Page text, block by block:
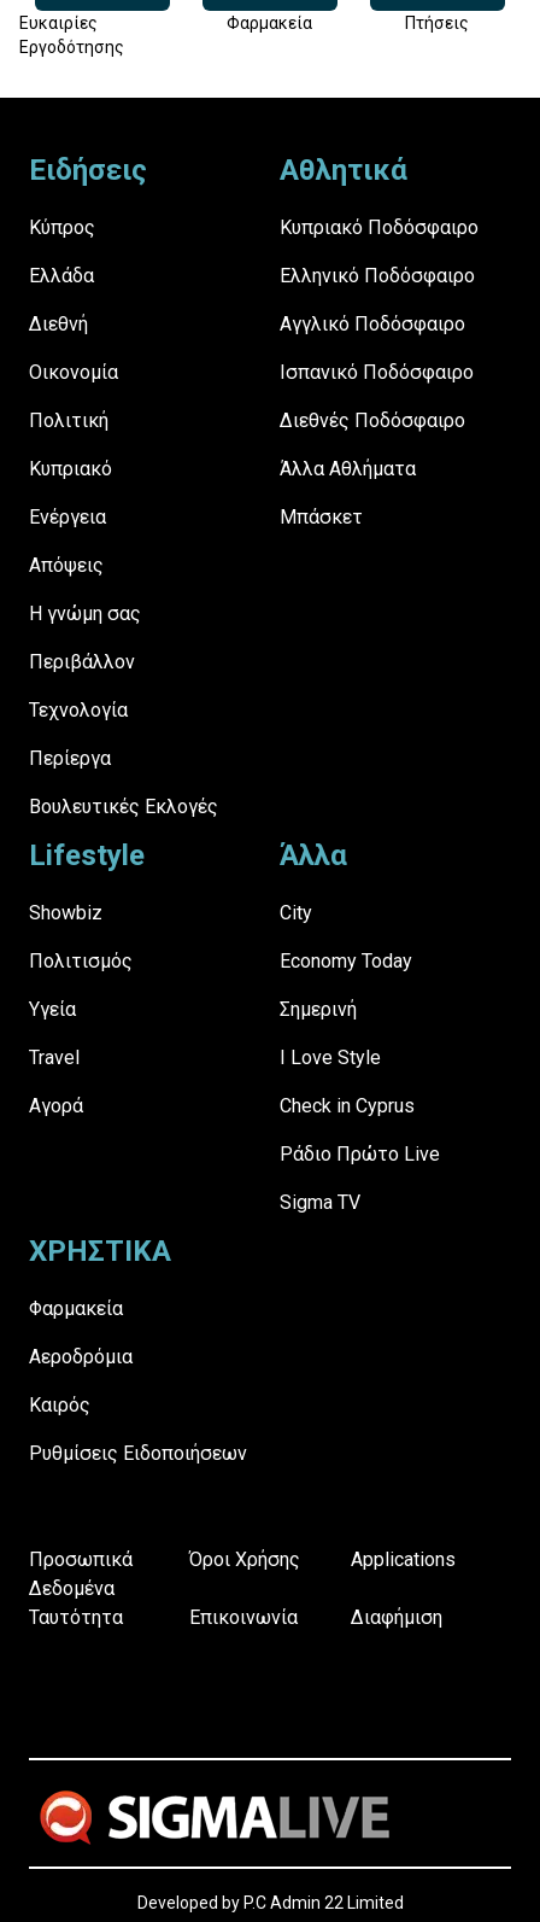
Ευκαιρίες
Εργοδότησης
Φαρμακεία Πτήσεις
Ειδήσεις
Κύπρος
Ελλάδα
Διεθνή
Οικονομία
Πολιτική
Κυπριακό
Ενέργεια
Απόψεις
H γνώμη σας
Περιβάλλον
Τεχνολογία
Περίεργα
Βουλευτικές Εκλογές
Αθλητικά
Κυπριακό Ποδόσφαιρο
Ελληνικό Ποδόσφαιρο
Αγγλικό Ποδόσφαιρο
Ισπανικό Ποδόσφαιρο
Διεθνές Ποδόσφαιρο
Άλλα Αθλήματα
Μπάσκετ
Lifestyle
Showbiz
Πολιτισμός
Υγεία
Travel
Αγορά
Άλλα
City
Economy Today
Σημερινή
I Love Style
Check in Cyprus
Ράδιο Πρώτο Live
Sigma TV
ΧΡΗΣΤΙΚΑ
Φαρμακεία
Αεροδρόμια
Καιρός
Ρυθμίσεις Ειδοποιήσεων
Προσωπικά
Δεδομένα
Όροι Χρήσης Applications
Ταυτότητα Επικοινωνία Διαφήμιση
Developed by P.C Admin 22 Limited